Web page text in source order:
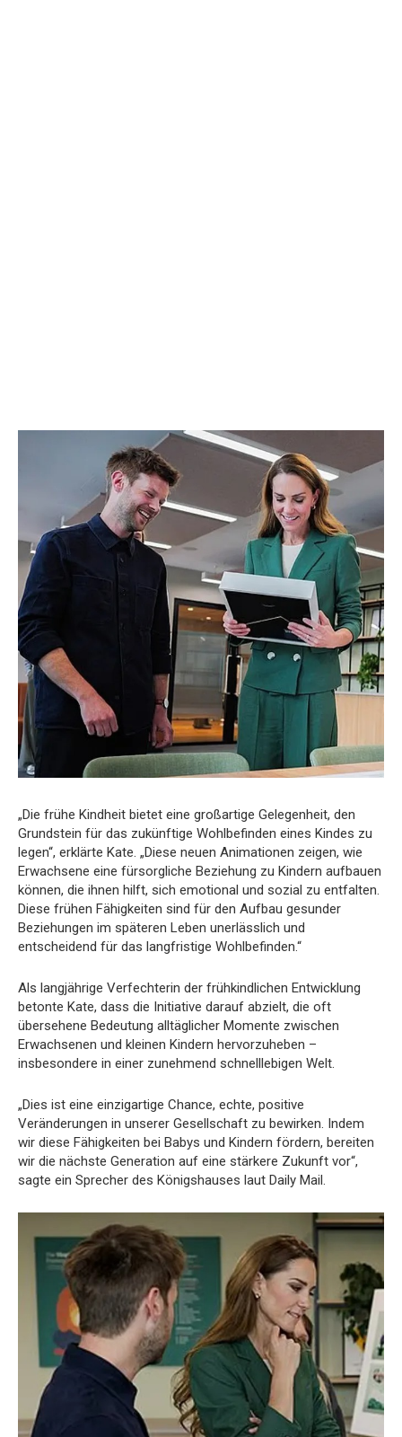
„Die frühe Kindheit bietet eine großartige Gelegenheit, den
Grundstein für das zukünftige Wohlbefinden eines Kindes zu
legen“, erklärte Kate. „Diese neuen Animationen zeigen, wie
Erwachsene eine fürsorgliche Beziehung zu Kindern aufbauen
können, die ihnen hilft, sich emotional und sozial zu entfalten.
Diese frühen Fähigkeiten sind für den Aufbau gesunder
Beziehungen im späteren Leben unerlässlich und
entscheidend für das langfristige Wohlbefinden.“
Als langjährige Verfechterin der frühkindlichen Entwicklung
betonte Kate, dass die Initiative darauf abzielt, die oft
übersehene Bedeutung alltäglicher Momente zwischen
Erwachsenen und kleinen Kindern hervorzuheben –
insbesondere in einer zunehmend schnelllebigen Welt.
„Dies ist eine einzigartige Chance, echte, positive
Veränderungen in unserer Gesellschaft zu bewirken. Indem
wir diese Fähigkeiten bei Babys und Kindern fördern, bereiten
wir die nächste Generation auf eine stärkere Zukunft vor“,
sagte ein Sprecher des Königshauses laut Daily Mail.